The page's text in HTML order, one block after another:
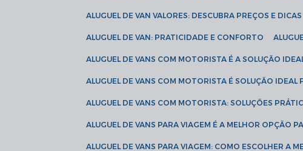
ALUGUEL DE VAN VALORES: DESCUBRA PREÇOS E DICAS
ALUGUEL DE VAN: PRATICIDADE E CONFORTO
ALUGUEL DE VANS COM MOTORISTA É A SOLUÇÃO
ALUGUEL DE VANS COM MOTORISTA É SOLUÇÃO IDEAL
ALUGUEL DE VANS COM MOTORISTA: SOLUÇÕES
ALUGUEL DE VANS PARA VIAGEM É A MELHOR OPÇÃO
ALUGUEL DE VANS PARA VIAGEM: COMO ESCOLHER A